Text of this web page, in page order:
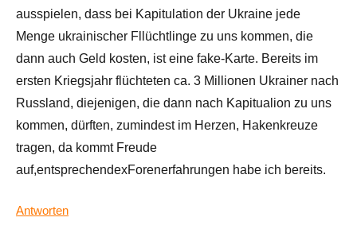
ausspielen, dass bei Kapitulation der Ukraine jede
Menge ukrainischer Fllüchtlinge zu uns kommen, die
dann auch Geld kosten, ist eine fake-Karte. Bereits im
ersten Kriegsjahr flüchteten ca. 3 Millionen Ukrainer nach
Russland, diejenigen, die dann nach Kapitualion zu uns
kommen, dürften, zumindest im Herzen, Hakenkreuze
tragen, da kommt Freude
auf,entsprechendexForenerfahrungen habe ich bereits.
Antworten